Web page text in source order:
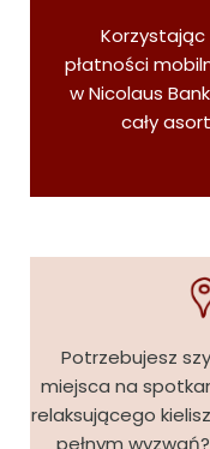
Korzystając
płatności
w Nicolaus
cały
Potrzebujesz
miejsca na
relaksującego
pełnym